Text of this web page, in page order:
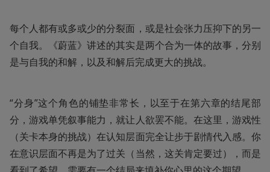
每个人都有或多或少的分裂面，或是社会张力压抑下的另一
个自我。《蔚蓝》讲述的其实是两个合为一体的故事，分别
是与自我的和解，以及和解后完成更大的挑战。
“分身”这个角色的铺垫非常长，以至于在第六章的结尾部
分，游戏单凭叙事能力，就让人欲罢不能。在这里，游戏性
（关卡本身的挑战）在认知层面完全让步于剧情代入感。你
在意识层面不再是为了过关（当然，这关肯定要过），而是